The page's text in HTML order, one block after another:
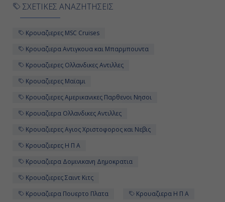
ΣΧΕΤΙΚΕΣ ΑΝΑΖΗΤΗΣΕΙΣ
Κρουαζιερες MSC Cruises
Κρουαζιερα Αντιγκουα και Μπαρμπουντα
Κρουαζιερες Ολλανδικες Αντιλλες
Κρουαζιερες Μαϊαμι
Κρουαζιερες Αμερικανικες Παρθενοι Νησοι
Κρουαζιερα Ολλανδικες Αντιλλες
Κρουαζιερες Αγιος Χριστοφορος και Νεβις
Κρουαζιερες Η Π Α
Κρουαζιερα Δομινικανη Δημοκρατια
Κρουαζιερες Σαιντ Κιτς
Κρουαζιερα Πουερτο Πλατα
Κρουαζιερα Η Π Α